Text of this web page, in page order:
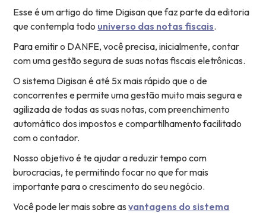
Esse é um artigo do time Digisan que faz parte da editoria
que contempla todo universo das notas fiscais.
Para emitir o DANFE, você precisa, inicialmente, contar
com uma gestão segura de suas notas fiscais eletrônicas.
O sistema Digisan é até 5x mais rápido que o de
concorrentes e permite uma gestão muito mais segura e
agilizada de todas as suas notas, com preenchimento
automático dos impostos e compartilhamento facilitado
com o contador.
Nosso objetivo é te ajudar a reduzir tempo com
burocracias, te permitindo focar no que for mais
importante para o crescimento do seu negócio.
Você pode ler mais sobre asvantagens do sistema